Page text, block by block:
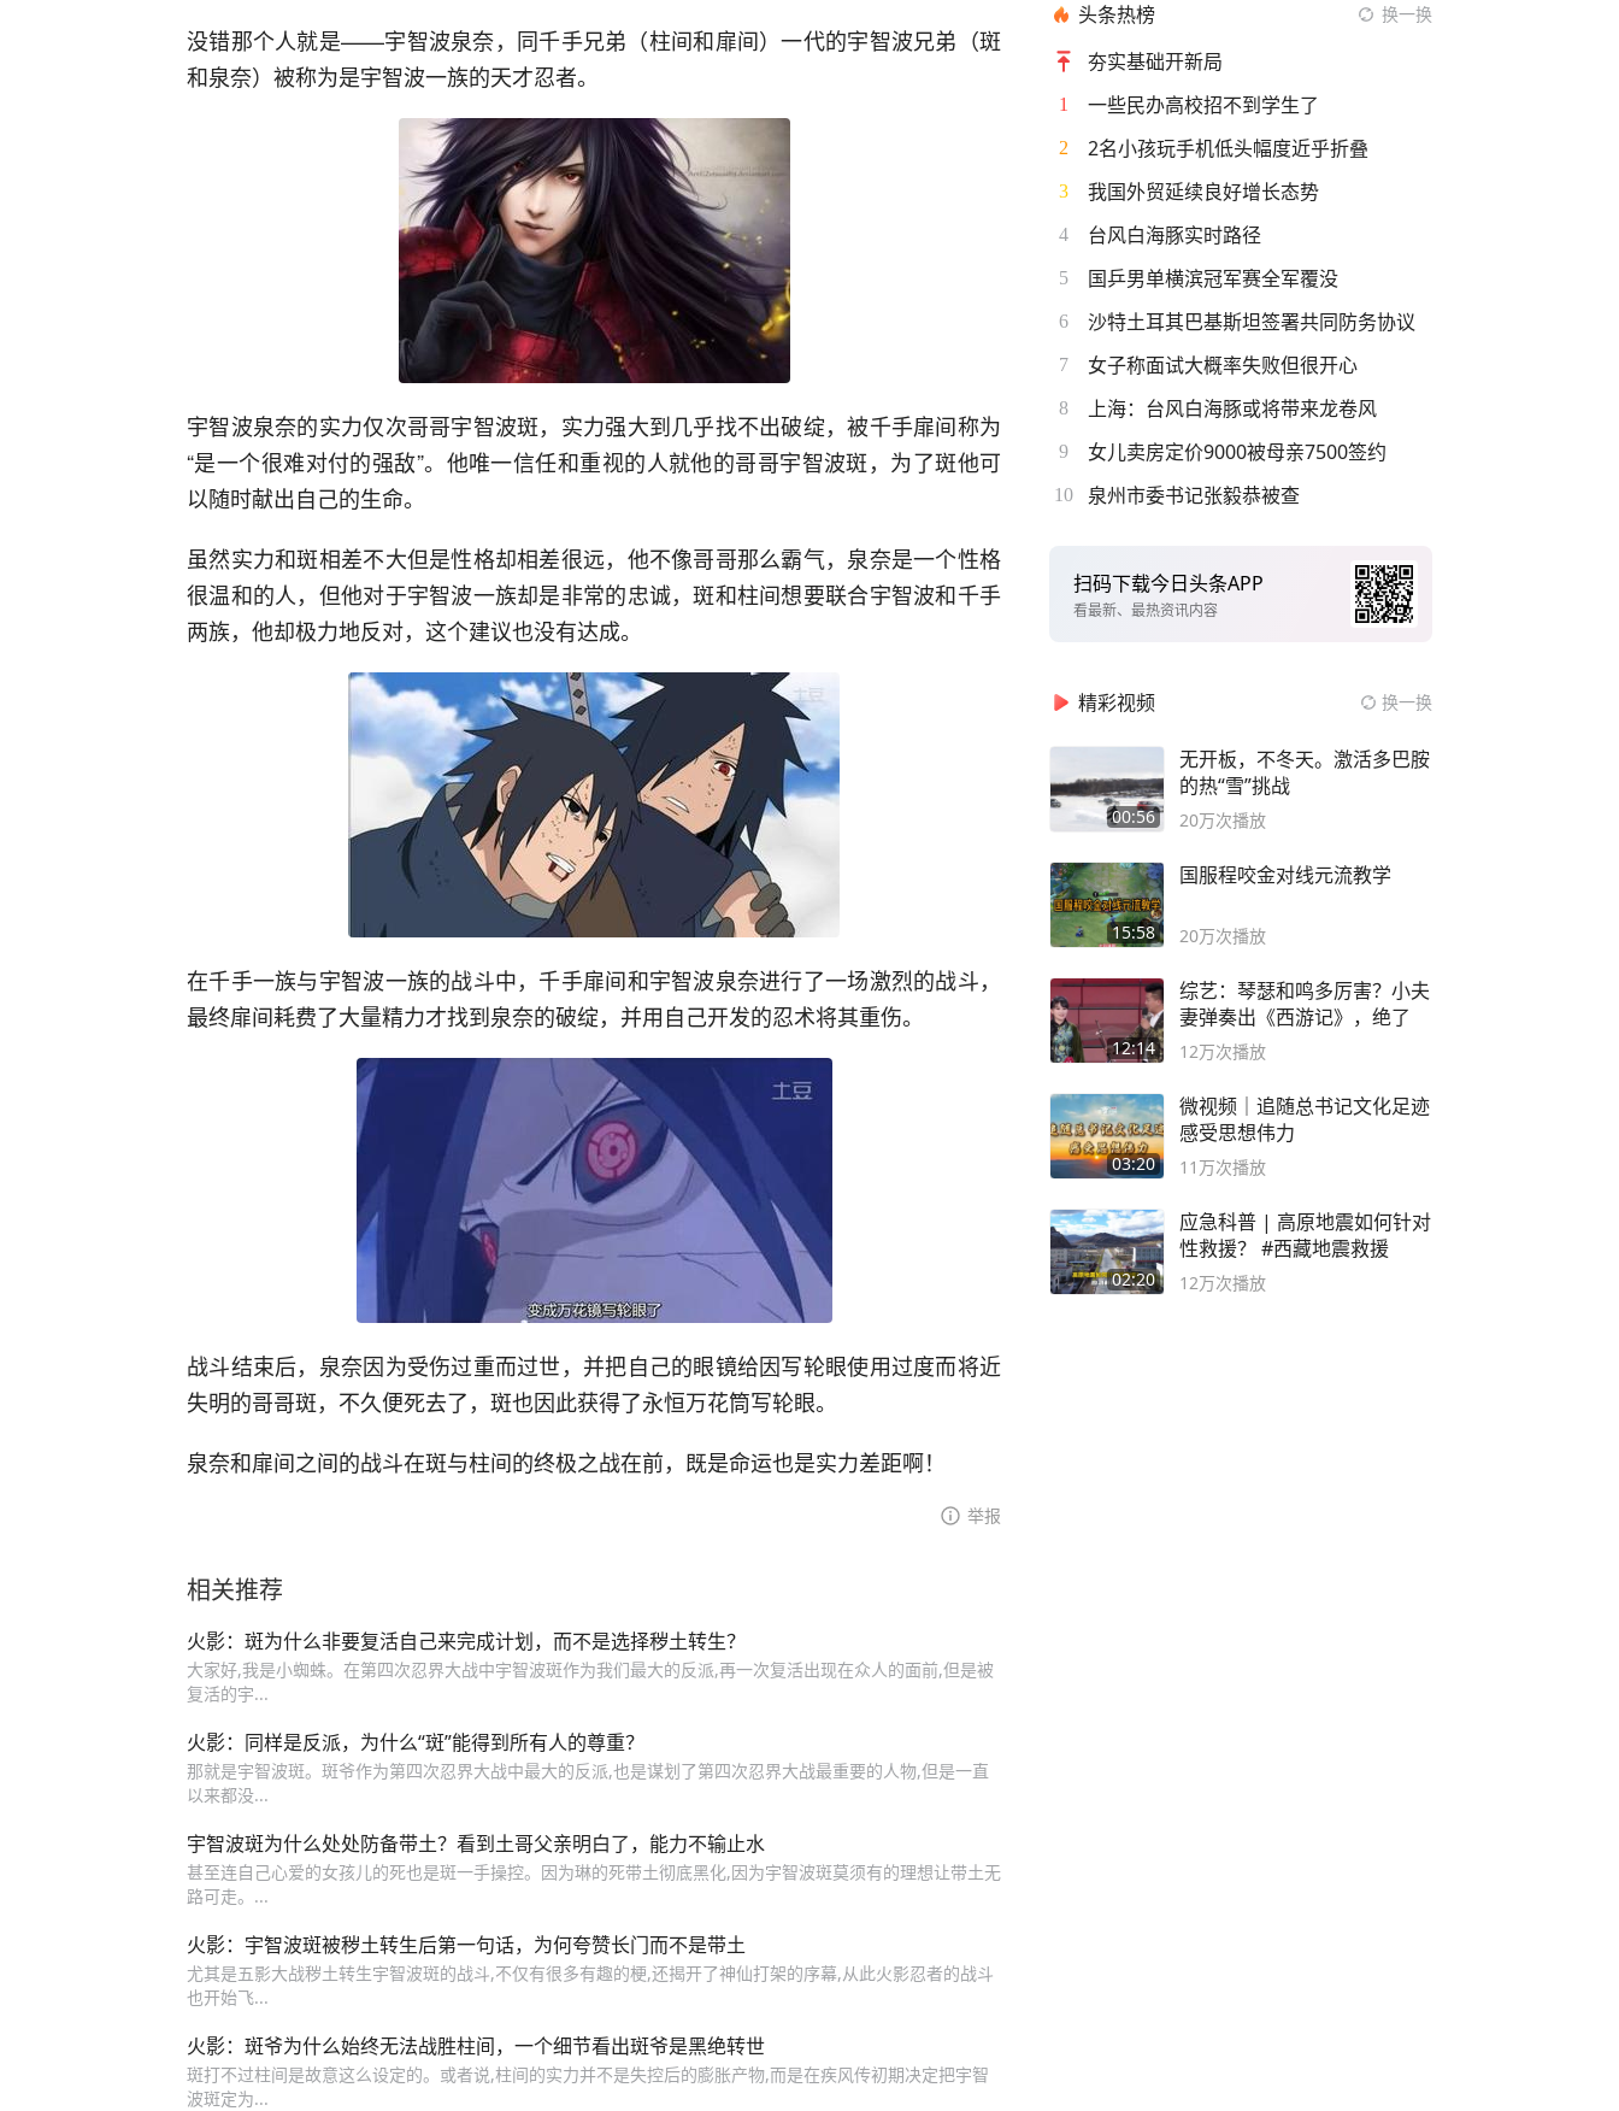
没错那个人就是——宇智波泉奈，同千手兄弟（柱间和扉间）一代的宇智波兄弟（斑
和泉奈）被称为是宇智波一族的天才忍者。
宇智波泉奈的实力仅次哥哥宇智波斑，实力强大到几乎找不出破绽，被千手扉间称为
“是一个很难对付的强敌”。他唯一信任和重视的人就他的哥哥宇智波斑，为了斑他可
以随时献出自己的生命。
虽然实力和斑相差不大但是性格却相差很远，他不像哥哥那么霸气，泉奈是一个性格
很温和的人，但他对于宇智波一族却是非常的忠诚，斑和柱间想要联合宇智波和千手
两族，他却极力地反对，这个建议也没有达成。
在千手一族与宇智波一族的战斗中，千手扉间和宇智波泉奈进行了一场激烈的战斗，
最终扉间耗费了大量精力才找到泉奈的破绽，并用自己开发的忍术将其重伤。
战斗结束后，泉奈因为受伤过重而过世，并把自己的眼镜给因写轮眼使用过度而将近
失明的哥哥斑，不久便死去了，斑也因此获得了永恒万花筒写轮眼。
泉奈和扉间之间的战斗在斑与柱间的终极之战在前，既是命运也是实力差距啊！
举报
相关推荐
火影：斑为什么非要复活自己来完成计划，而不是选择秽土转生？
大家好,我是小蜘蛛。在第四次忍界大战中宇智波斑作为我们最大的反派,再一次复活出现在众人的面前,但是被
复活的宇...
火影：同样是反派，为什么“斑”能得到所有人的尊重？
那就是宇智波斑。斑爷作为第四次忍界大战中最大的反派,也是谋划了第四次忍界大战最重要的人物,但是一直
以来都没...
宇智波斑为什么处处防备带土？看到土哥父亲明白了，能力不输止水
甚至连自己心爱的女孩儿的死也是斑一手操控。因为琳的死带土彻底黑化,因为宇智波斑莫须有的理想让带土无
路可走。...
火影：宇智波斑被秽土转生后第一句话，为何夸赞长门而不是带土
尤其是五影大战秽土转生宇智波斑的战斗,不仅有很多有趣的梗,还揭开了神仙打架的序幕,从此火影忍者的战斗
也开始飞...
火影：斑爷为什么始终无法战胜柱间，一个细节看出斑爷是黑绝转世
斑打不过柱间是故意这么设定的。或者说,柱间的实力并不是失控后的膨胀产物,而是在疾风传初期决定把宇智
波斑定为...
头条热榜 换一换
夯实基础开新局
1 一些民办高校招不到学生了
2 2名小孩玩手机低头幅度近乎折叠
3 我国外贸延续良好增长态势
4 台风白海豚实时路径
5 国乒男单横滨冠军赛全军覆没
6 沙特土耳其巴基斯坦签署共同防务协议
7 女子称面试大概率失败但很开心
8 上海：台风白海豚或将带来龙卷风
9 女儿卖房定价9000被母亲7500签约
10 泉州市委书记张毅恭被查
扫码下载今日头条APP
看最新、最热资讯内容
精彩视频 换一换
00:56
无开板，不冬天。激活多巴胺
的热“雪”挑战
20万次播放
15:58
国服程咬金对线元流教学
20万次播放
12:14
综艺：琴瑟和鸣多厉害？小夫
妻弹奏出《西游记》，绝了
12万次播放
03:20
微视频｜追随总书记文化足迹
感受思想伟力
11万次播放
02:20
应急科普 | 高原地震如何针对
性救援？ #西藏地震救援
12万次播放